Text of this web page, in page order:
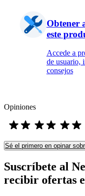
Obtener
este
Accede a
de usuario,
consejos
Opiniones
Sé el primero en opinar
Suscríbete al
recibir ofertas